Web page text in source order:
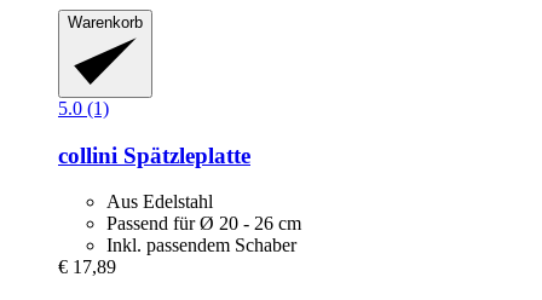
Warenkorb
5.0 (1)
collini Spätzleplatte
Aus Edelstahl
Passend für Ø 20 - 26 cm
Inkl. passendem Schaber
€ 17,89